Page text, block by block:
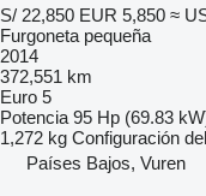
S/ 22,850 EUR 5,850 ≈
Furgoneta pequeña
2014
372,551 km
Euro 5
Potencia 95 Hp (69.83
1,272 kg Configuración
Países Bajos, Vuren